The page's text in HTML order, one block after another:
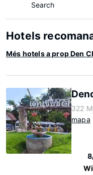
Search
Hotels
Més hotels a prop Den
322
mapa